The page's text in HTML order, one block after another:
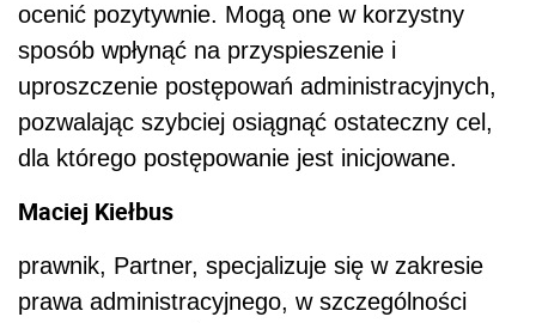
ocenić pozytywnie. Mogą one w korzystny
sposób wpłynąć na przyspieszenie i
uproszczenie postępowań administracyjnych,
pozwalając szybciej osiągnąć ostateczny cel,
dla którego postępowanie jest inicjowane.
Maciej Kiełbus
prawnik, Partner, specjalizuje się w zakresie
prawa administracyjnego, w szczególności